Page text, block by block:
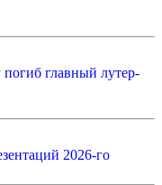
главный лутер-
2026-го